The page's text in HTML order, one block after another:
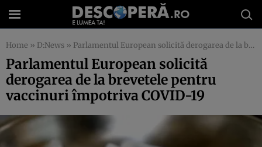
Home » D:News » Parlamentul European solicită derogarea de la brevetele pentru vaccinuri împotriva COVID-19
Parlamentul European solicită
derogarea de la brevetele pentru
vaccinuri împotriva COVID-19